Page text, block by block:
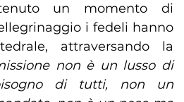
un momento di
i fedeli hanno
attraversando la
non è un lusso di
di tutti, non un